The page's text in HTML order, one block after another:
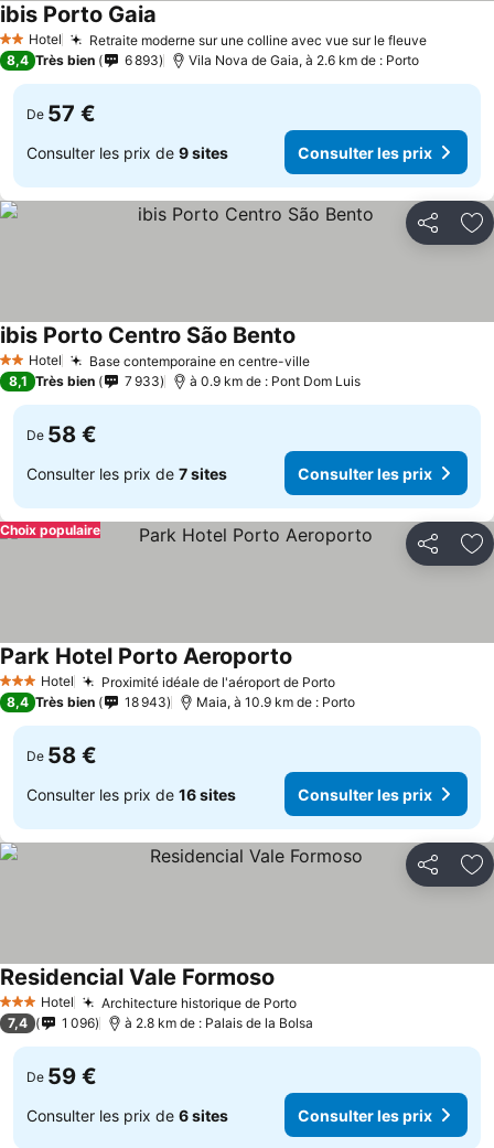
2 Étoiles
Hotel Retraite moderne sur une colline avec vue sur le fleuve
ibis Porto Gaia
8,4 Très bien 6 893 Vila Nova de Gaia, à 2.6 km de : Porto
De 57 €
Consulter les prix de 9 sites Consulter les prix
Partager
2 Étoiles
Hotel Base contemporaine en centre-villeConsulter les prix
ibis Porto Centro São Bento
8,1 Très bien 7 933 à 0.9 km de : Pont Dom Luis
De 58 €
Consulter les prix de 7 sites Consulter les prix
Partager
Choix populaire
3 ÉtoilesHotel Proximité idéale de l'aéroport de PortoConsulter les prix
Park Hotel Porto Aeroporto
8,4 Très bien 18 943 Maia, à 10.9 km de : Porto
De 58 €
Consulter les prix de 16 sites Consulter les prix
Partager
3 ÉtoilesHotel Architecture historique de PortoConsulter les prix
Residencial Vale Formoso
7,4 1 096 à 2.8 km de : Palais de la Bolsa
De 59 €
Consulter les prix de 6 sites Consulter les prix